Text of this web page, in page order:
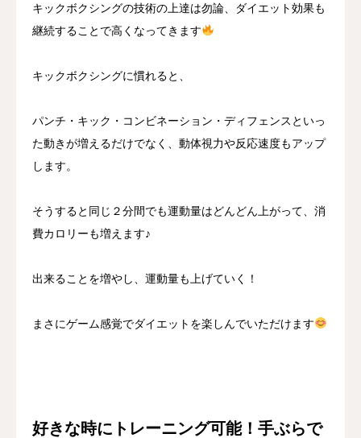
キックボクシングの技術の上達は勿論、ダイエット効果も
継続することで高くなってきます
キックボクシングに慣れると、
パンチ・キック・コンビネーション・ディフェンスといっ
た動きが増えるだけでなく、動体視力や反応速度もアップ
します。
そうすると同じ２分間でも運動量はどんどん上がって、消
費カロリーも増えます♪
出来ることを増やし、運動量も上げていく！
まさにゲーム感覚でダイエットを楽しんでいただけます
好きな時にトレーニング可能！手ぶらで